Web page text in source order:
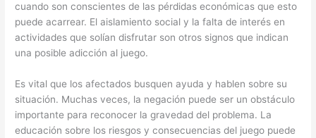
cuando son conscientes de las pérdidas económicas que esto
puede acarrear. El aislamiento social y la falta de interés en
actividades que solían disfrutar son otros signos que indican
una posible adicción al juego.
Es vital que los afectados busquen ayuda y hablen sobre su
situación. Muchas veces, la negación puede ser un obstáculo
importante para reconocer la gravedad del problema. La
educación sobre los riesgos y consecuencias del juego puede